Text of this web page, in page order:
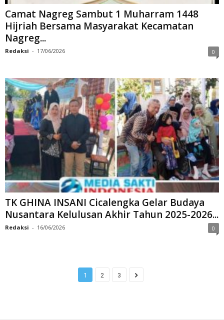
Camat Nagreg Sambut 1 Muharram 1448
Hijriah Bersama Masyarakat Kecamatan
Nagreg...
Redaksi - 17/06/2026 0
TK GHINA INSANI Cicalengka Gelar Budaya
Nusantara Kelulusan Akhir Tahun 2025-2026...
Redaksi - 16/06/2026 0
1 2 3